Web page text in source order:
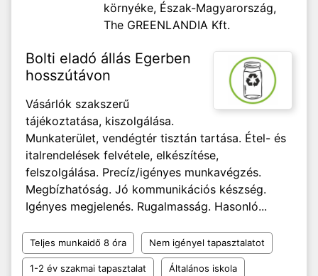
környéke, Észak-Magyarország,
The GREENLANDIA Kft.
Bolti eladó állás Egerben
hosszútávon
Vásárlók szakszerű
tájékoztatása, kiszolgálása.
Munkaterület, vendégtér tisztán tartása. Étel- és
italrendelések felvétele, elkészítése,
felszolgálása. Precíz/igényes munkavégzés.
Megbízhatóság. Jó kommunikációs készség.
Igényes megjelenés. Rugalmasság. Hasonló...
Teljes munkaidő 8 óra Nem igényel tapasztalatot
1-2 év szakmai tapasztalat Általános iskola